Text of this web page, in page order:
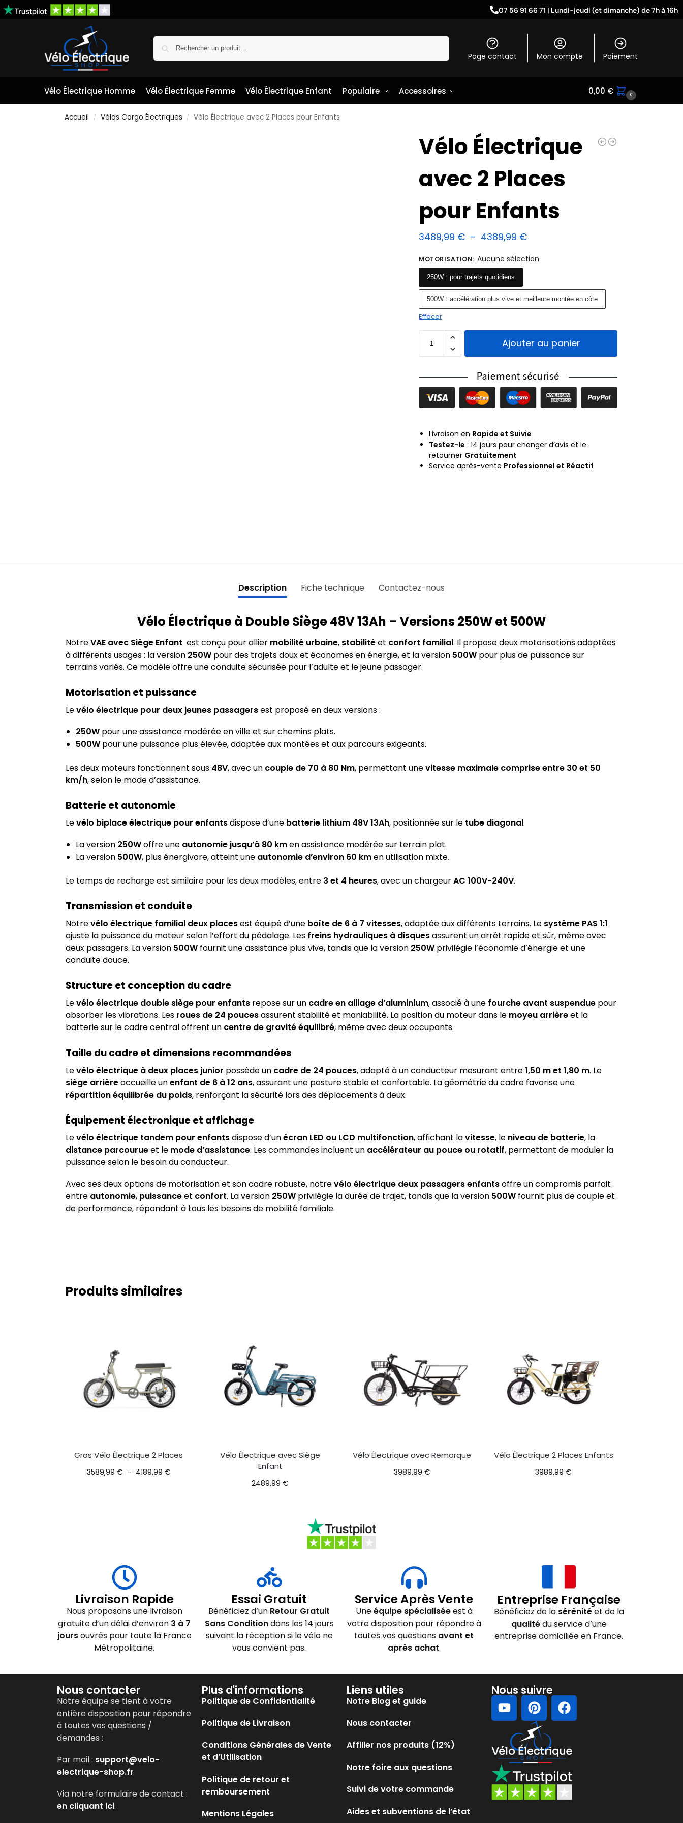
07 56 91 66 71 | Lundi-jeudi (et dimanche) de 7h à 16h
Page contact Mon compte Paiement
Vélo Électrique Homme Vélo Électrique Femme Vélo Électrique Enfant Populaire Accessoires 0,00 € 0
Accueil / Vélos Cargo Électriques / Vélo Électrique avec 2 Places pour Enfants
Vélo Électrique
avec 2 Places
pour Enfants
3489,99 € – 4389,99 €
MOTORISATION: Aucune sélection
250W : pour trajets quotidiens
500W : accélération plus vive et meilleure montée en côte
Effacer
Ajouter au panier
Livraison en Rapide et Suivie
Testez-le : 14 jours pour changer d’avis et le
retourner Gratuitement
Service après-vente Professionnel et Réactif
Description Fiche technique Contactez-nous
Vélo Électrique à Double Siège 48V 13Ah – Versions 250W et 500W
NotreVAE avec Siège Enfant est conçu pour allier mobilité urbaine, stabilitéet confort familial. Il propose deux motorisations adaptées
à différents usages : la version 250Wpour des trajets doux et économes en énergie, et la version 500Wpour plus de puissance sur
terrains variés. Ce modèle offre une conduite sécurisée pour l’adulte et le jeune passager.
Motorisation et puissance
Levélo électrique pour deux jeunes passagersest proposé en deux versions :
250Wpour une assistance modérée en ville et sur chemins plats.
500Wpour une puissance plus élevée, adaptée aux montées et aux parcours exigeants.
Les deux moteurs fonctionnent sous 48V, avec un couple de 70 à 80 Nm, permettant unevitesse maximale comprise entre 30 et 50
km/h, selon le mode d’assistance.
Batterie et autonomie
Levélo biplace électrique pour enfantsdispose d’une batterie lithium 48V 13Ah, positionnée sur le tube diagonal.
La version 250Woffre une autonomie jusqu’à 80 kmen assistance modérée sur terrain plat.
La version 500W, plus énergivore, atteint une autonomie d’environ 60 kmen utilisation mixte.
Le temps de recharge est similaire pour les deux modèles, entre 3 et 4 heures, avec un chargeurAC 100V-240V.
Transmission et conduite
Notrevélo électrique familial deux placesest équipé d’une boîte de 6 à 7 vitesses, adaptée aux différents terrains. Le système PAS 1:1
ajuste la puissance du moteur selon l’effort du pédalage. Les freins hydrauliques à disquesassurent un arrêt rapide et sûr, même avec
deux passagers. La version 500Wfournit une assistance plus vive, tandis que la version 250Wprivilégie l’économie d’énergie et une
conduite douce.
Structure et conception du cadre
Levélo électrique double siège pour enfantsrepose sur un cadre en alliage d’aluminium, associé à une fourche avant suspenduepour
absorber les vibrations. Les roues de 24 poucesassurent stabilité et maniabilité. La position du moteur dans le moyeu arrièreet la
batterie sur le cadre central offrent un centre de gravité équilibré, même avec deux occupants.
Taille du cadre et dimensions recommandées
Levélo électrique à deux places junior possède un cadre de 24 pouces, adapté à un conducteur mesurant entre1,50 m et 1,80 m. Le
siège arrièreaccueille unenfant de 6 à 12 ans, assurant une posture stable et confortable. La géométrie du cadre favorise une
répartition équilibrée du poids, renforçant la sécurité lors des déplacements à deux.
Équipement électronique et affichage
Levélo électrique tandem pour enfantsdispose d’unécran LED ou LCD multifonction, affichant lavitesse, le niveau de batterie, la
distance parcourueet le mode d’assistance. Les commandes incluent un accélérateur au pouce ou rotatif, permettant de moduler la
puissance selon le besoin du conducteur.
Avec ses deux options de motorisation et son cadre robuste, notrevélo électrique deux passagers enfantsoffre un compromis parfait
entre autonomie, puissanceet confort. La version 250Wprivilégie la durée de trajet, tandis que la version 500Wfournit plus de couple et
de performance, répondant à tous les besoins de mobilité familiale.
Produits similaires
Gros Vélo Électrique 2 Places
3589,99 € – 4189,99 €
Vélo Électrique avec Siège
Enfant
2489,99€
Vélo Électrique avec Remorque
3989,99 €
Vélo Électrique 2 Places Enfants
3989,99€
Livraison Rapide
Nous proposons une livraison
gratuite d’un délai d’environ 3 à 7
joursouvrés pour toute la France
Métropolitaine.
Essai Gratuit
Bénéficiez d’un Retour Gratuit
Sans Conditiondans les 14 jours
suivant la réception si le vélo ne
vous convient pas.
Service Après Vente
Uneéquipe spécialiséeest à
votre disposition pour répondre à
toutes vos questions avant et
après achat.
Entreprise Française
Bénéficiez de la sérénitéet de la
qualitédu service d’une
entreprise domiciliée en France.
Nous contacter
Notre équipe se tient à votre
entière disposition pour répondre
à toutes vos questions /
demandes :
Par mail : support@velo-
electrique-shop.fr
Via notre formulaire de contact :
en cliquant ici.
Plus d'informations
Politique de Confidentialité
Politique de Livraison
Conditions Générales de Vente
et d’Utilisation
Politique de retour et
remboursement
Mentions Légales
Liens utiles
Notre Blog et guide
Nous contacter
Affilier nos produits (12%)
Notre foire aux questions
Suivi de votre commande
Aides et subventions de l’état
Nous suivre